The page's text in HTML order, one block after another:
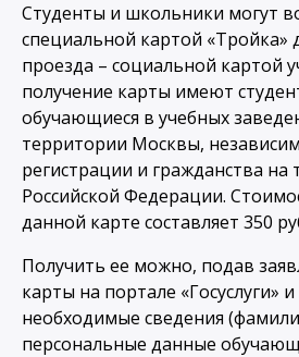
Студенты и школьники могут
специальной картой «Тройка»
проезда – социальной картой
получение карты имеют
обучающиеся в учебных
территории Москвы,
регистрации и гражданства на
Российской Федерации.
данной карте составляет 350
Получить ее можно, подав
карты на портале «Госуслуги»
необходимые сведения
персональные данные